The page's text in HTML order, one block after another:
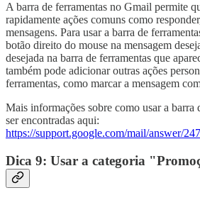
A barra de ferramentas no Gmail permite
rapidamente ações comuns como
mensagens. Para usar a barra de
botão direito do mouse na mensagem
desejada na barra de ferramentas que
também pode adicionar outras ações
ferramentas, como marcar a mensagem
Mais informações sobre como usar a barra
ser encontradas aqui:
https://support.google.com/mail/answer/
Dica 9: Usar a categoria